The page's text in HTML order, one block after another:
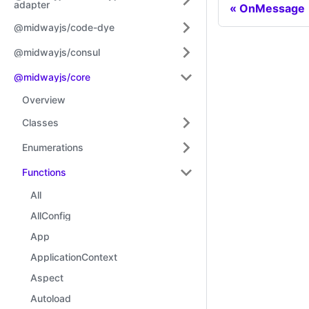
adapter
@midwayjs/code-dye
@midwayjs/consul
@midwayjs/core
Overview
Classes
Enumerations
Functions
All
AllConfig
App
ApplicationContext
Aspect
Autoload
OnMessage